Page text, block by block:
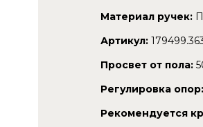
Материал ручек:
Артикул:
Просвет от пола:
Регулировка опор:
Рекомендуется